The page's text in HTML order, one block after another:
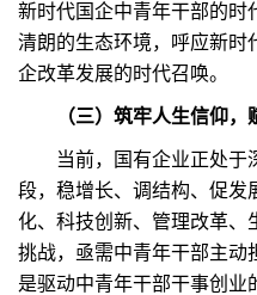
新时代国企中青年干部的时
清朗的生态环境，呼应新时
企改革发展的时代召唤。
（三）筑牢人生信仰
当前，国有企业正处于
段，稳增长、调结构、促发
化、科技创新、管理改革、
挑战，亟需中青年干部主动
是驱动中青年干部干事创业